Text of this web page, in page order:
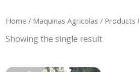
Home / Maquinas Agricolas / Products
Showing the single result